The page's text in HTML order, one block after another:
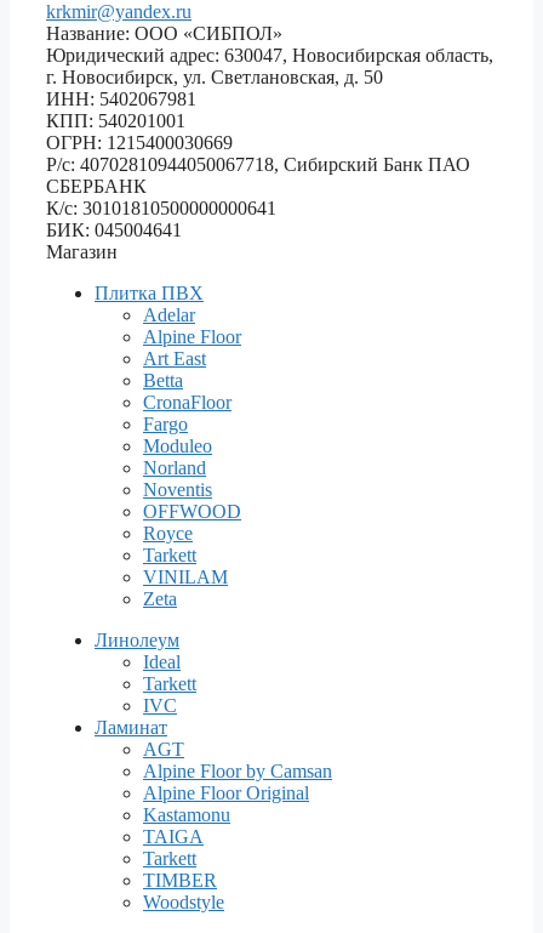
krkmir@yandex.ru
Название: ООО «СИБПОЛ»
Юридический адрес: 630047, Новосибирская область,
г. Новосибирск, ул. Светлановская, д. 50
ИНН: 5402067981
КПП: 540201001
ОГРН: 1215400030669
Р/с: 40702810944050067718, Сибирский Банк ПАО
СБЕРБАНК
К/с: 30101810500000000641
БИК: 045004641
Магазин
Плитка ПВХ
Adelar
Alpine Floor
Art East
Betta
CronaFloor
Fargo
Moduleo
Norland
Noventis
OFFWOOD
Royce
Tarkett
VINILAM
Zeta
Линолеум
Ideal
Tarkett
IVC
Ламинат
AGT
Alpine Floor by Camsan
Alpine Floor Original
Kastamonu
TAIGA
Tarkett
TIMBER
Woodstyle